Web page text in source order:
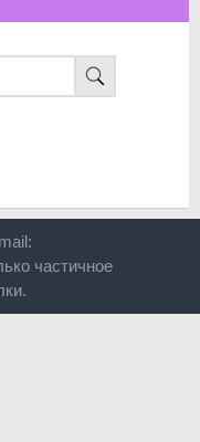
частичное